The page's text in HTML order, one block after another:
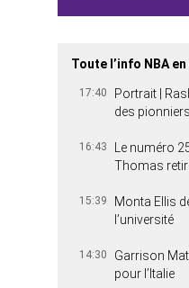
Toute l’info NBA
17:40
Portrait |
des
16:43
Le numéro
Thomas
15:39
Monta Ellis
l’université
14:30
Garrison
pour l’Italie